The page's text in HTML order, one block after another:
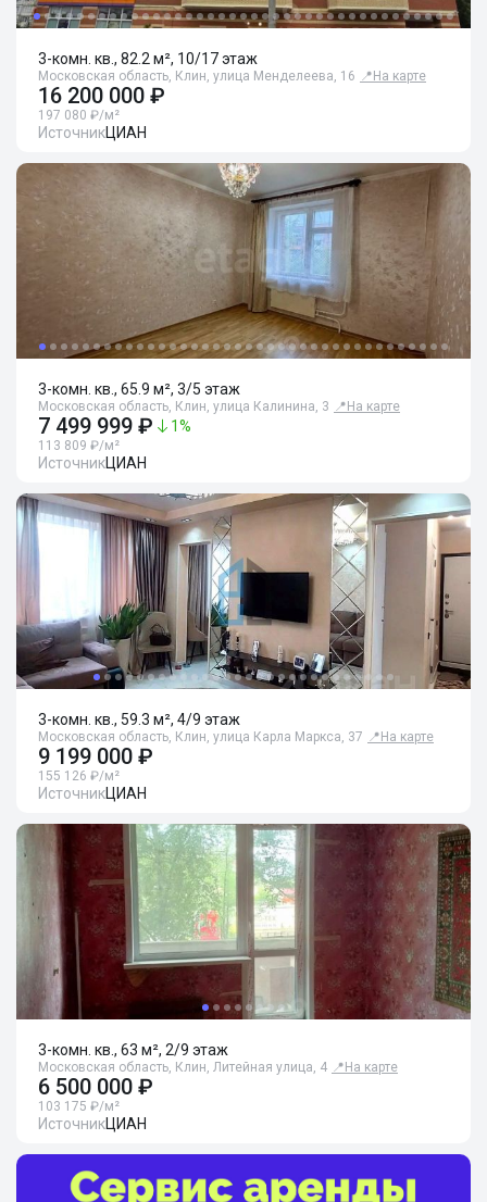
3-комн. кв., 82.2 м², 10/17 этаж
Московская область, Клин, улица Менделеева, 16 📍 На карте
16 200 000 ₽
197 080 ₽/м²
ИсточникЦИАН
3-комн. кв., 65.9 м², 3/5 этаж
Московская область, Клин, улица Калинина, 3 📍 На карте
7 499 999 ₽ 1%
113 809 ₽/м²
ИсточникЦИАН
3-комн. кв., 59.3 м², 4/9 этаж
Московская область, Клин, улица Карла Маркса, 37 📍 На карте
9 199 000 ₽
155 126 ₽/м²
ИсточникЦИАН
3-комн. кв., 63 м², 2/9 этаж
Московская область, Клин, Литейная улица, 4 📍 На карте
6 500 000 ₽
103 175 ₽/м²
ИсточникЦИАН